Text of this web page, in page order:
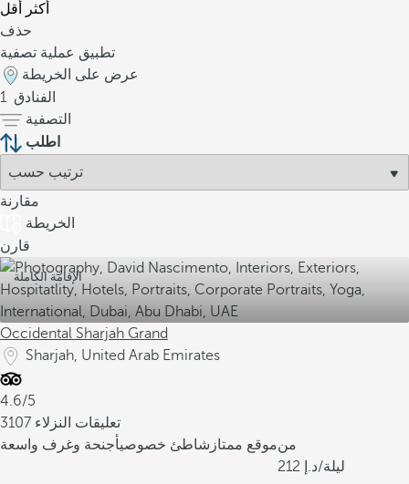
أكثر
أقل
حذف
تطبيق عملية تصفية
عرض على الخريطة
1 الفنادق
التصفية
اطلب
مقارنة
الخريطة
قارن
الإقامة الكاملة
Occidental Sharjah Grand
Sharjah, United Arab Emirates
4.6/5
3107 تعليقات النزلاء
موقع ممتاز شاطئ خصوصيأجنحة وغرف واسعة
من
212
/ليلة